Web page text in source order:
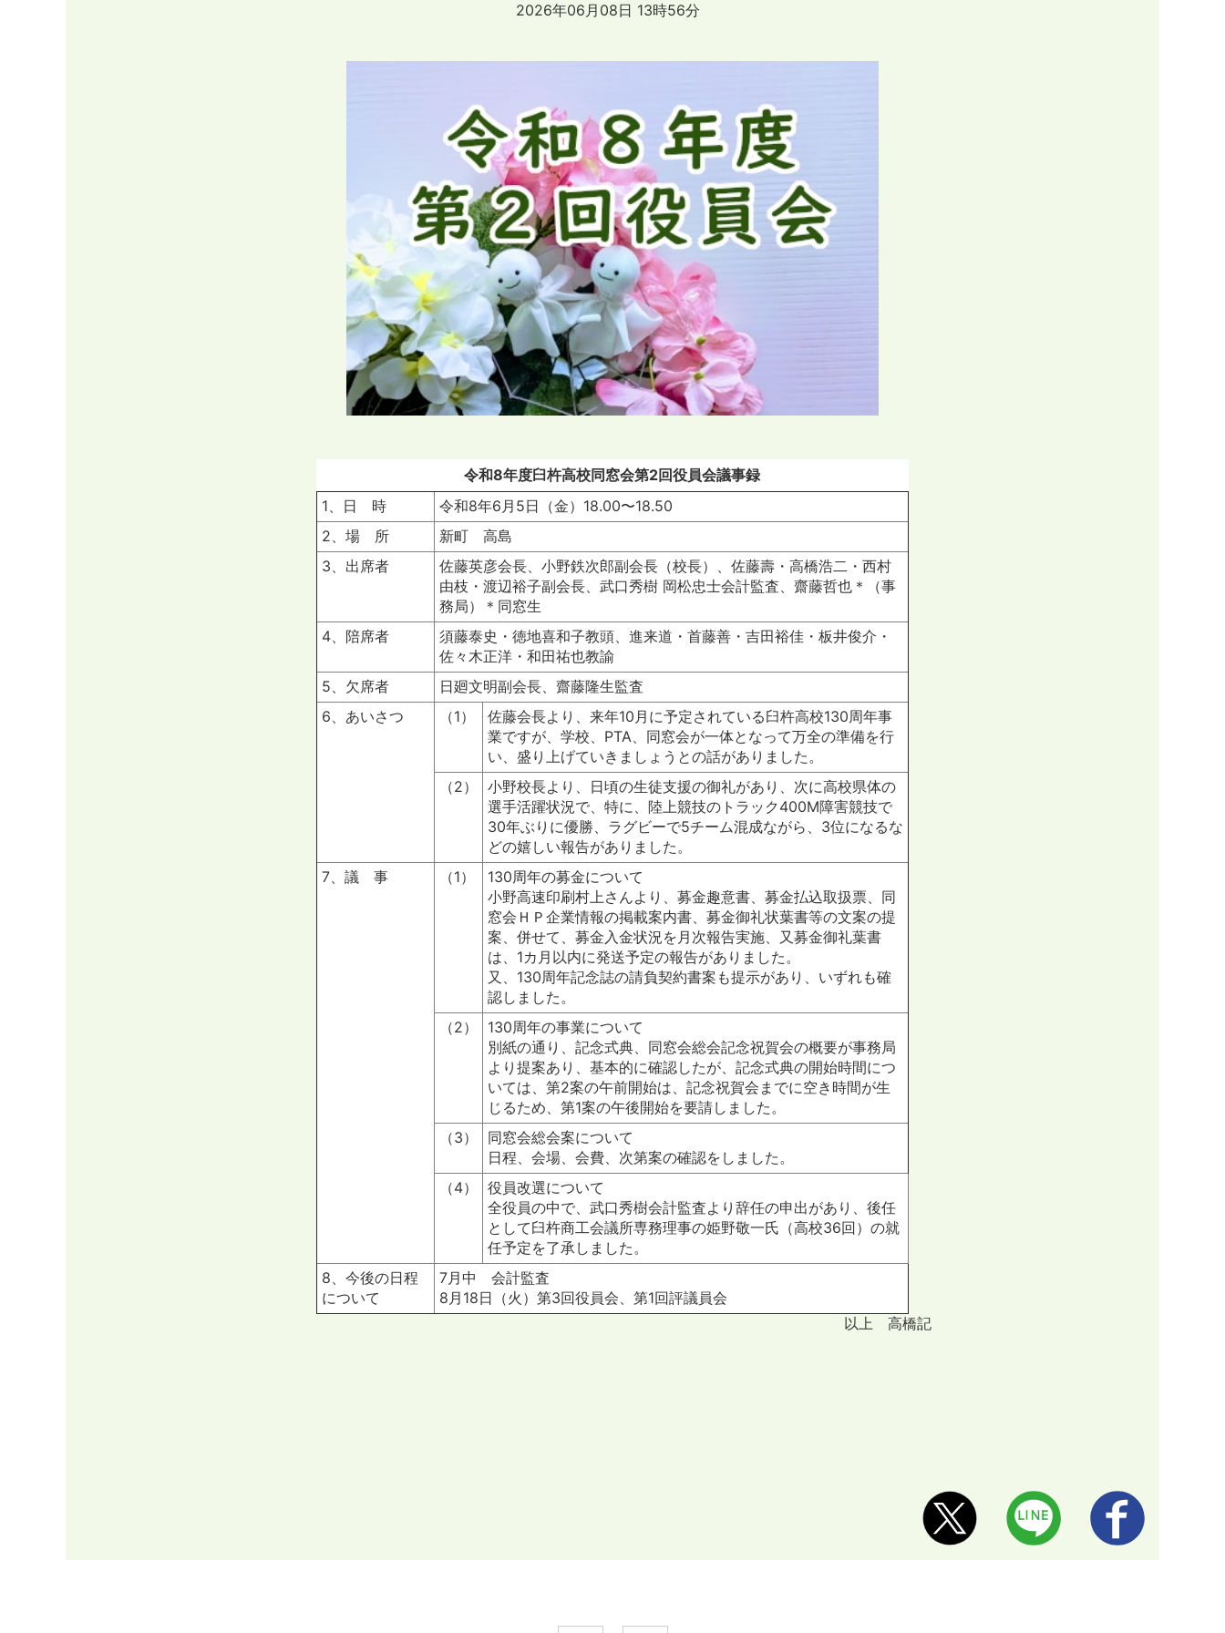
2026年06月08日 13時56分
令和8年度臼杵高校同窓会第2回役員会議事録
1、日 時
令和8年6月5日（金）18.00〜18.50
2、場 所
新町 高島
3、出席者
佐藤英彦会長、小野鉄次郎副会長（校長）、佐藤壽・高橋浩二・西村
由枝・渡辺裕子副会長、武口秀樹 岡松忠士会計監査、齋藤哲也＊（事
務局）＊同窓生
4、陪席者
須藤泰史・徳地喜和子教頭、進来道・首藤善・吉田裕佳・板井俊介・
佐々木正洋・和田祐也教諭
5、欠席者
日廻文明副会長、齋藤隆生監査
6、あいさつ
（1）
佐藤会長より、来年10月に予定されている臼杵高校130周年事
業ですが、学校、PTA、同窓会が一体となって万全の準備を行
い、盛り上げていきましょうとの話がありました。
（2）
小野校長より、日頃の生徒支援の御礼があり、次に高校県体の
選手活躍状況で、特に、陸上競技のトラック400M障害競技で
30年ぶりに優勝、ラグビーで5チーム混成ながら、3位になるな
どの嬉しい報告がありました。
7、議 事
（1）
130周年の募金について
小野高速印刷村上さんより、募金趣意書、募金払込取扱票、同
窓会ＨＰ企業情報の掲載案内書、募金御礼状葉書等の文案の提
案、併せて、募金入金状況を月次報告実施、又募金御礼葉書
は、1カ月以内に発送予定の報告がありました。
又、130周年記念誌の請負契約書案も提示があり、いずれも確
認しました。
（2）
130周年の事業について
別紙の通り、記念式典、同窓会総会記念祝賀会の概要が事務局
より提案あり、基本的に確認したが、記念式典の開始時間につ
いては、第2案の午前開始は、記念祝賀会までに空き時間が生
じるため、第1案の午後開始を要請しました。
（3）
同窓会総会案について
日程、会場、会費、次第案の確認をしました。
（4）
役員改選について
全役員の中で、武口秀樹会計監査より辞任の申出があり、後任
として臼杵商工会議所専務理事の姫野敬一氏（高校36回）の就
任予定を了承しました。
8、今後の日程
について
7月中 会計監査
8月18日（火）第3回役員会、第1回評議員会
以上 高橋記